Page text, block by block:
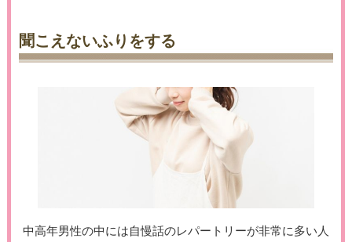
聞こえないふりをする
中高年男性の中には自慢話のレパートリーが非常に多い人